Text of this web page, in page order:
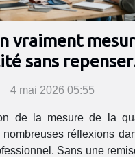
vraiment
sans repenser
?
4 mai 2026 05:55
de la mesure de la
réflexions
Sans une